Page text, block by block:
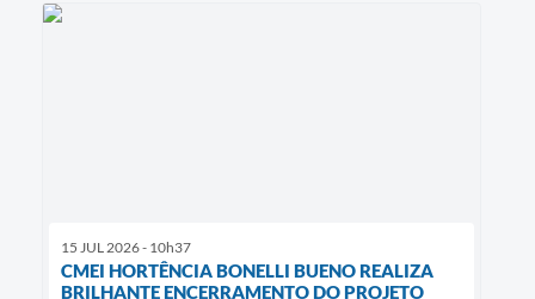
15 JUL 2026 - 10h37
CMEI HORTÊNCIA BONELLI BUENO REALIZA
BRILHANTE ENCERRAMENTO DO PROJETO